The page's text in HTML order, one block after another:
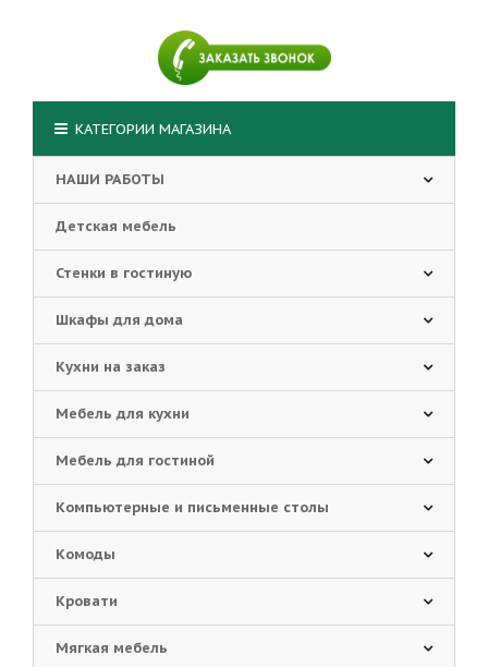
КАТЕГОРИИ МАГАЗИНА
НАШИ РАБОТЫ
Детская мебель
Стенки в гостиную
Шкафы для дома
Кухни на заказ
Мебель для кухни
Мебель для гостиной
Компьютерные и письменные столы
Комоды
Кровати
Мягкая мебель